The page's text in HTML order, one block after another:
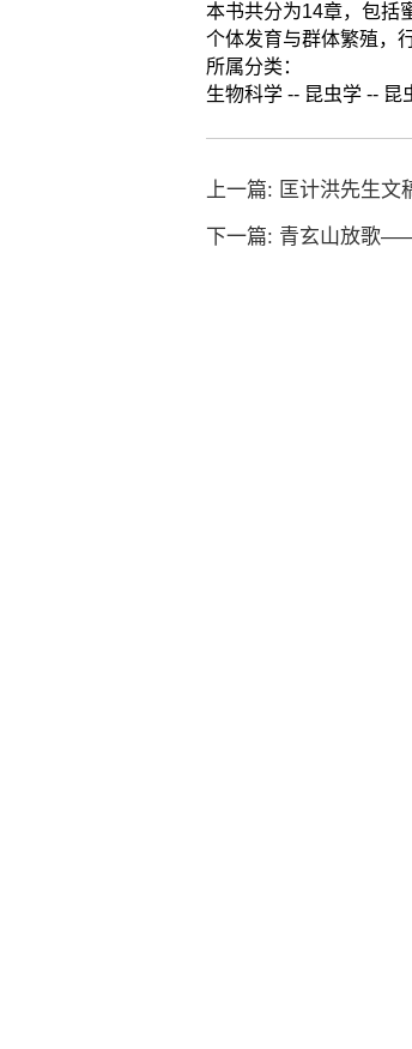
本书共分为14章，包括
个体发育与群体繁殖，
所属分类：
生物科学 -- 昆虫学 -- 昆
上一篇: 匡计洪先生文
下一篇: 青玄山放歌